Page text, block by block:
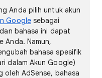
Anda pilih untuk akun
Googlesebagai
bahasa ini dapat
Anda. Namun,
bahasa spesifik
dalam Akun Google)
oleh AdSense, bahasa